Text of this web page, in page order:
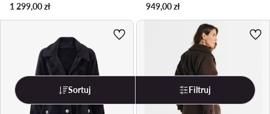
1 299,00zł
949,00zł
Sortuj Filtruj